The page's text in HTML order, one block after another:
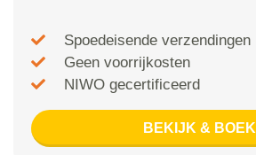
Spoedeisende verzendingen
Geen voorrijkosten
NIWO gecertificeerd
BEKIJK & BOEK